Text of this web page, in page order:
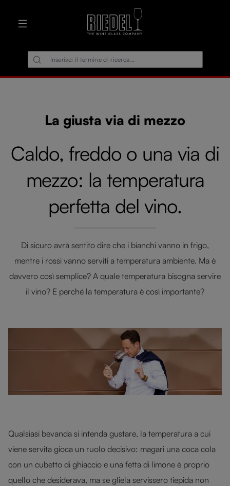
La giusta via di mezzo
Caldo, freddo o una via di
mezzo: la temperatura
perfetta del vino.
Di sicuro avrà sentito dire che i bianchi vanno in frigo,
mentre i rossi vanno serviti a temperatura ambiente. Ma è
davvero così semplice? A quale temperatura bisogna servire
il vino? E perché la temperatura è così importante?
Qualsiasi bevanda si intenda gustare, la temperatura a cui
viene servita gioca un ruolo decisivo: magari una coca cola
con un cubetto di ghiaccio e una fetta di limone è proprio
quello che desiderava, ma se gliela servissero tiepida non